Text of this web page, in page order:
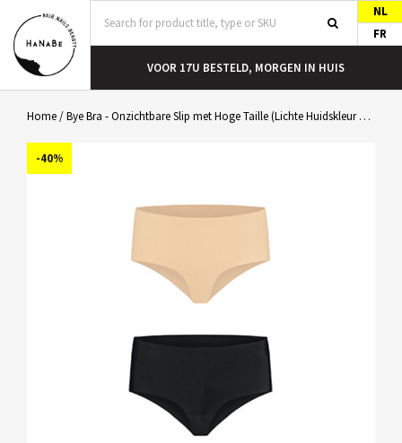
NL
FR
VOOR 17U BESTELD, MORGEN IN HUIS
Home/Bye Bra - Onzichtbare Slip met Hoge Taille (Lichte Huidskleur & Zwart 2-Pack) XL
-40%